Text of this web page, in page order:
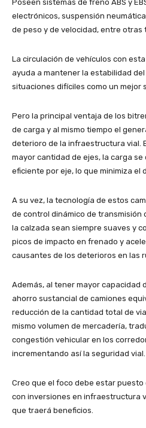
Poseen sistemas de freno ABS y
electrónicos, suspensión
de peso y de velocidad, entre otras
La circulación de vehículos con
ayuda a mantener la estabilidad
situaciones difíciles como un mejor
Pero la principal ventaja de los
de carga y al mismo tiempo el
deterioro de la infraestructura vial.
mayor cantidad de ejes, la carga
eficiente por eje, lo que minimiza el
A su vez, la tecnología de estos
de control dinámico de transmisión
la calzada sean siempre suaves y
picos de impacto en frenado y
causantes de los deterioros en las
Además, al tener mayor capacidad
ahorro sustancial de camiones
reducción de la cantidad total de
mismo volumen de mercadería,
congestión vehicular en los
incrementando así la seguridad vial.
Creo que el foco debe estar
con inversiones en infraestructura
que traerá beneficios.